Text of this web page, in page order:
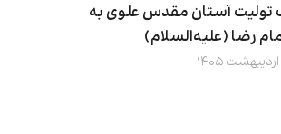
آستان مقدس علوی به
رضا (علیه‌السلام)